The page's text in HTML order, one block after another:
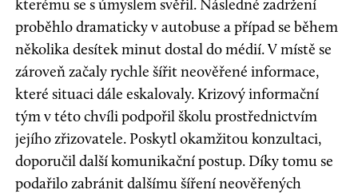
kterému se s úmyslem svěřil. Následné zadržení
proběhlo dramaticky v autobuse a případ se během
několika desítek minut dostal do médií. V místě se
zároveň začaly rychle šířit neověřené informace,
které situaci dále eskalovaly. Krizový informační
tým v této chvíli podpořil školu prostřednictvím
jejího zřizovatele. Poskytl okamžitou konzultaci,
doporučil další komunikační postup. Díky tomu se
podařilo zabránit dalšímu šíření neověřených